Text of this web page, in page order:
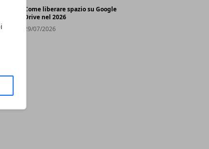
Come liberare spazio su Google
Drive nel 2026
29/07/2026